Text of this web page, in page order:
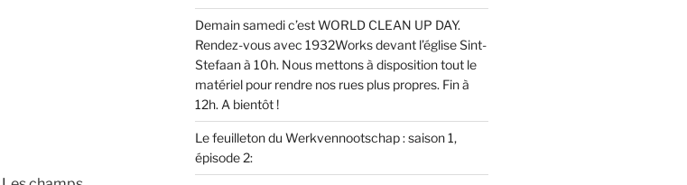
Demain samedi c’est WORLD CLEAN UP DAY.
Rendez-vous avec 1932Works devant l’église Sint-
Stefaan à 10h. Nous mettons à disposition tout le
matériel pour rendre nos rues plus propres. Fin à
12h. A bientôt !
Le feuilleton du Werkvennootschap : saison 1,
épisode 2: